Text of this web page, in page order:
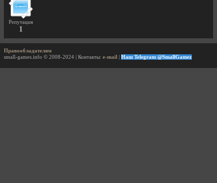
Репутация
1
Правообладателям
small-games.info © 2008-2024 | Контакты: e-mail Наш Telegram @SmallGamez